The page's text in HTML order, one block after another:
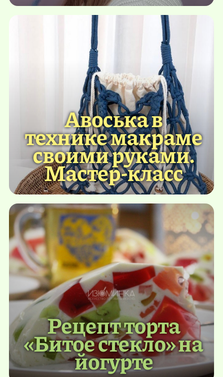
Авоська в
технике макраме
своими руками.
Мастер-класс
Рецепт торта
«Битое стекло» на
йогурте